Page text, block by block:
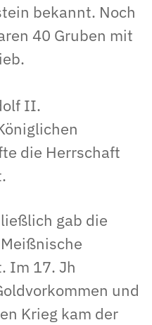
bekannt. Noch
40 Gruben mit
II.
die Herrschaft
gab die
Im 17. Jh
und
Krieg kam der